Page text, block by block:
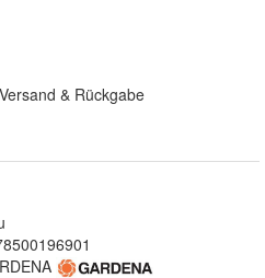
& Rückgabe